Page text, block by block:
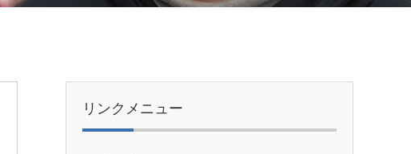
リンクメニュー